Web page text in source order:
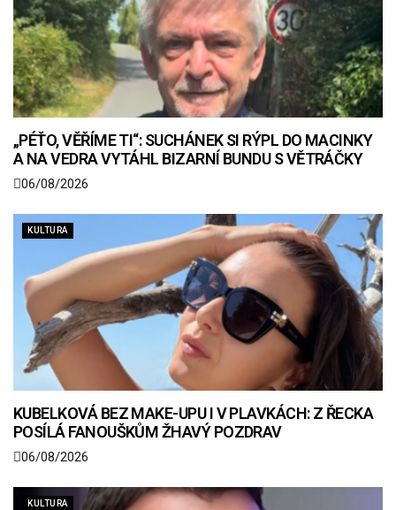
„PÉŤO, VĚŘÍME TI“: SUCHÁNEK SI RÝPL DO MACINKY
A NA VEDRA VYTÁHL BIZARNÍ BUNDU S VĚTRÁČKY
06/08/2026
KULTURA
KUBELKOVÁ BEZ MAKE-UPU I V PLAVKÁCH: Z ŘECKA
POSÍLÁ FANOUŠKŮM ŽHAVÝ POZDRAV
06/08/2026
KULTURA